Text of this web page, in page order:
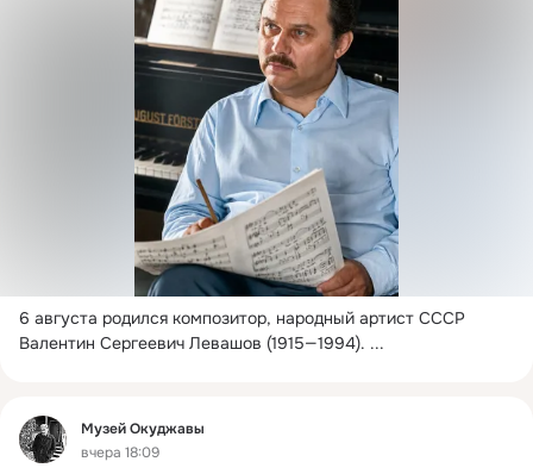
6 августа родился композитор, народный артист СССР
Валентин Сергеевич Левашов (1915—1994). ...
Фид
Музей Окуджавы
вчера 18:09